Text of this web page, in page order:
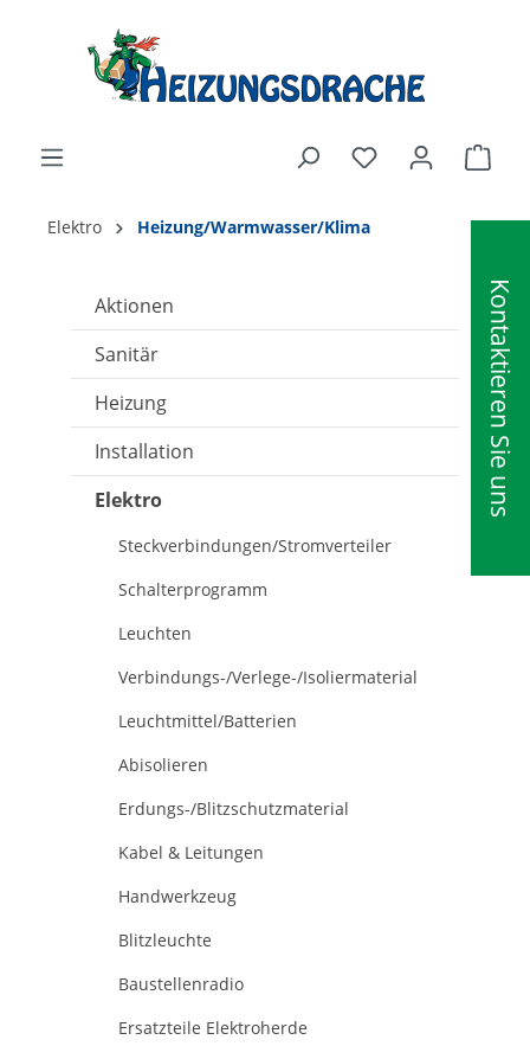
Kontaktieren Sie uns
Elektro Heizung/Warmwasser/Klima
Aktionen
Sanitär
Heizung
Installation
Elektro
Steckverbindungen/Stromverteiler
Schalterprogramm
Leuchten
Verbindungs-/Verlege-/Isoliermaterial
Leuchtmittel/Batterien
Abisolieren
Erdungs-/Blitzschutzmaterial
Kabel & Leitungen
Handwerkzeug
Blitzleuchte
Baustellenradio
Ersatzteile Elektroherde